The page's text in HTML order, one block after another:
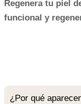
Regenera tu piel
funcional y
¿Por qué